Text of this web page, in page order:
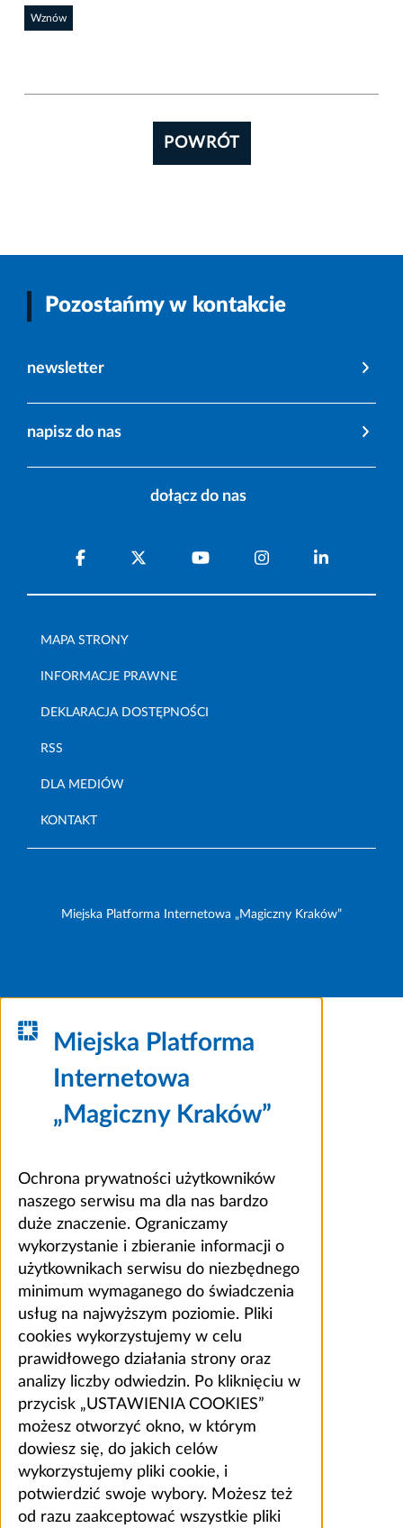
Wznów
POWRÓT
Pozostańmy w kontakcie
newsletter
napisz do nas
dołącz do nas
MAPA STRONY
INFORMACJE PRAWNE
DEKLARACJA DOSTĘPNOŚCI
RSS
DLA MEDIÓW
KONTAKT
Miejska Platforma Internetowa „Magiczny Kraków”
Miejska Platforma
Internetowa
„Magiczny Kraków”
Ochrona prywatności użytkowników
naszego serwisu ma dla nas bardzo
duże znaczenie. Ograniczamy
wykorzystanie i zbieranie informacji o
użytkownikach serwisu do niezbędnego
minimum wymaganego do świadczenia
usług na najwyższym poziomie. Pliki
cookies wykorzystujemy w celu
prawidłowego działania strony oraz
analizy liczby odwiedzin. Po kliknięciu w
przycisk „USTAWIENIA COOKIES”
możesz otworzyć okno, w którym
dowiesz się, do jakich celów
wykorzystujemy pliki cookie, i
potwierdzić swoje wybory. Możesz też
od razu zaakceptować wszystkie pliki